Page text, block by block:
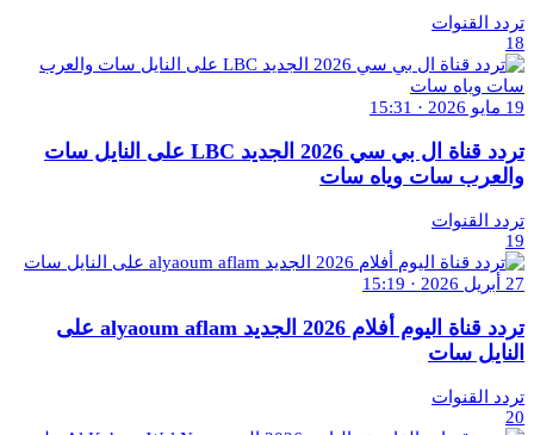
تردد القنوات
18
19 مايو 2026 · 15:31
تردد قناة ال بي سي 2026 الجديد LBC على النايل سات
والعرب سات وياه سات
تردد القنوات
19
27 أبريل 2026 · 15:19
تردد قناة اليوم أفلام 2026 الجديد alyaoum aflam على
النايل سات
تردد القنوات
20